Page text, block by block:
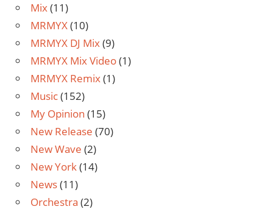
Mix(11)
MRMYX(10)
MRMYX DJ Mix(9)
MRMYX Mix Video(1)
MRMYX Remix(1)
Music(152)
My Opinion (15)
New Release (70)
New Wave (2)
New York(14)
News(11)
Orchestra (2)